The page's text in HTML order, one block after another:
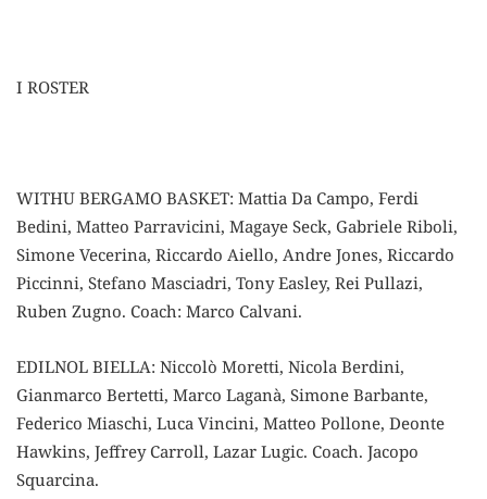
I ROSTER
WITHU BERGAMO BASKET: Mattia Da Campo, Ferdi
Bedini, Matteo Parravicini, Magaye Seck, Gabriele Riboli,
Simone Vecerina, Riccardo Aiello, Andre Jones, Riccardo
Piccinni, Stefano Masciadri, Tony Easley, Rei Pullazi,
Ruben Zugno. Coach: Marco Calvani.
EDILNOL BIELLA: Niccolò Moretti, Nicola Berdini,
Gianmarco Bertetti, Marco Laganà, Simone Barbante,
Federico Miaschi, Luca Vincini, Matteo Pollone, Deonte
Hawkins, Jeffrey Carroll, Lazar Lugic. Coach. Jacopo
Squarcina.